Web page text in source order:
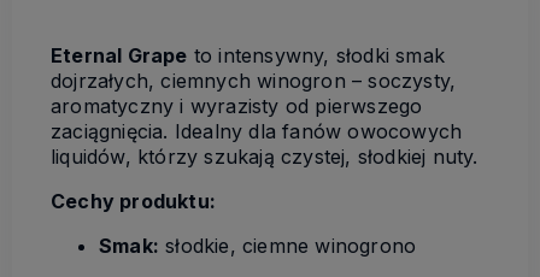
Eternal Grape to intensywny, słodki smak
dojrzałych, ciemnych winogron – soczysty,
aromatyczny i wyrazisty od pierwszego
zaciągnięcia. Idealny dla fanów owocowych
liquidów, którzy szukają czystej, słodkiej nuty.
Cechy produktu:
Smak: słodkie, ciemne winogrono